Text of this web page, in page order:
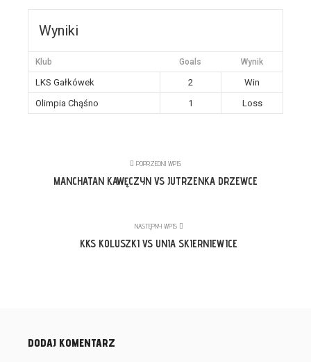
Wyniki
Klub Goals Wynik
LKS Gałkówek 2
Win
Olimpia Chąśno
1 Loss
POPRZEDNI WPIS
MANCHATAN KAWĘCZYN VS JUTRZENKA DRZEWCE
NASTĘPNY WPIS
KKS KOLUSZKI VS UNIA SKIERNIEWICE
DODAJ KOMENTARZ